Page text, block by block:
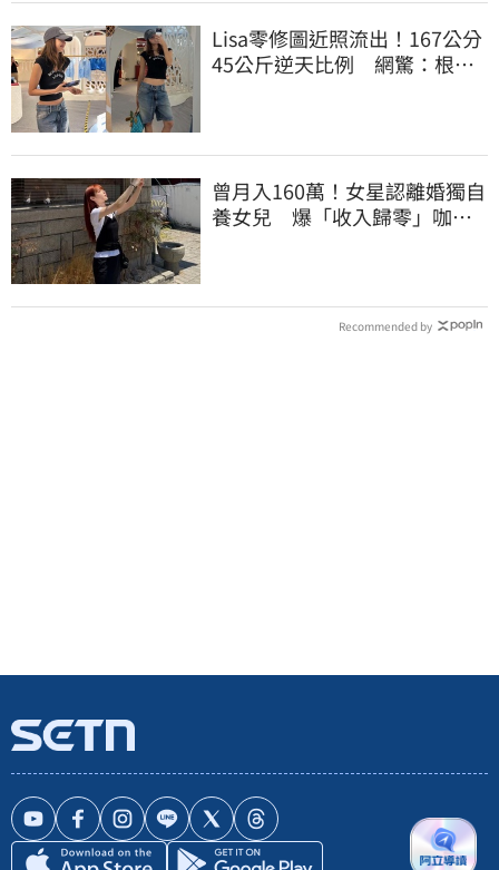
Lisa零修圖近照流出！167公分
45公斤逆天比例 網驚：根本
曾月入160萬！女星認離婚獨自
養女兒 爆「收入歸零」咖啡
Recommended by